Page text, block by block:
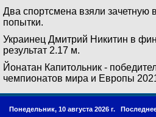
Два спортсмена взяли зачетную
попытки.
Украинец Дмитрий Никитин в
результат 2.17 м.
Йонатан Капитольник -
чемпионатов мира и Европы
Понедельник, 10 августа 2026 г.